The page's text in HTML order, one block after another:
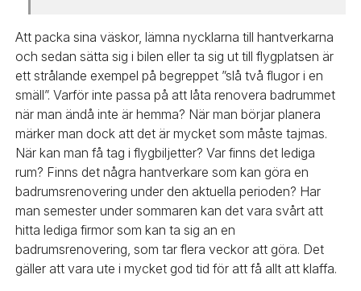
Att packa sina väskor, lämna nycklarna till hantverkarna
och sedan sätta sig i bilen eller ta sig ut till flygplatsen är
ett strålande exempel på begreppet ”slå två flugor i en
smäll”. Varför inte passa på att låta renovera badrummet
när man ändå inte är hemma? När man börjar planera
märker man dock att det är mycket som måste tajmas.
När kan man få tag i flygbiljetter? Var finns det lediga
rum? Finns det några hantverkare som kan göra en
badrumsrenovering under den aktuella perioden? Har
man semester under sommaren kan det vara svårt att
hitta lediga firmor som kan ta sig an en
badrumsrenovering, som tar flera veckor att göra. Det
gäller att vara ute i mycket god tid för att få allt att klaffa.